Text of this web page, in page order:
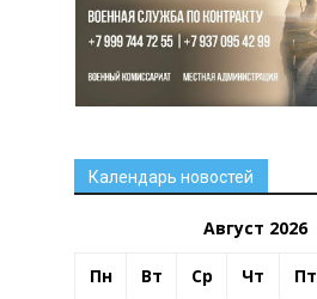
Календарь новостей
Август 2026
Пн Вт Ср Чт Пт